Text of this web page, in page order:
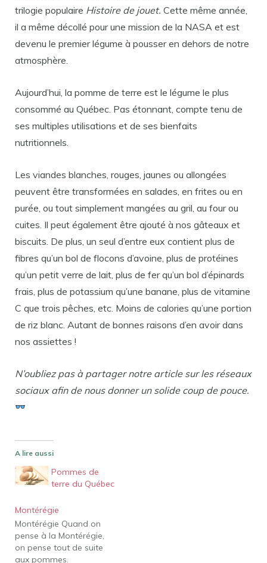
trilogie populaire Histoire de jouet. Cette même année,
il a même décollé pour une mission de la NASA et est
devenu le premier légume à pousser en dehors de notre
atmosphère.
Aujourd’hui, la pomme de terre est le légume le plus
consommé au Québec. Pas étonnant, compte tenu de
ses multiples utilisations et de ses bienfaits
nutritionnels.
Les viandes blanches, rouges, jaunes ou allongées
peuvent être transformées en salades, en frites ou en
purée, ou tout simplement mangées au gril, au four ou
cuites. Il peut également être ajouté à nos gâteaux et
biscuits. De plus, un seul d’entre eux contient plus de
fibres qu’un bol de flocons d’avoine, plus de protéines
qu’un petit verre de lait, plus de fer qu’un bol d’épinards
frais, plus de potassium qu’une banane, plus de vitamine
C que trois pêches, etc. Moins de calories qu’une portion
de riz blanc. Autant de bonnes raisons d’en avoir dans
nos assiettes !
N’oubliez pas à partager notre article sur les réseaux
sociaux afin de nous donner un solide coup de pouce.
A lire aussi
Pommes de
terre du Québec
Montérégie
Montérégie Quand on
pense à la Montérégie,
on pense tout de suite
aux pommes.